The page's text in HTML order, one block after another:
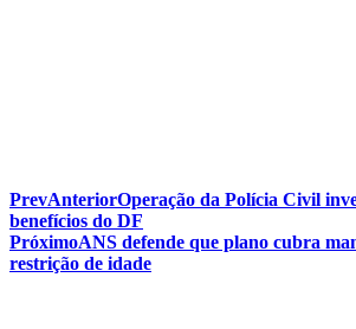
PrevAnteriorOperação da Polícia Civil
benefícios do DF
PróximoANS defende que plano cubra
restrição de idade